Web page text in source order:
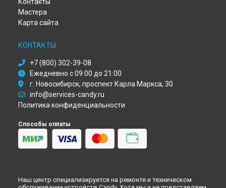
Ремонт стиральной машины CS 2085 Candy в
Ремонт стиральной машины CS 2085 Candy в
Ремонт стиральной машины CS 2085 Candy в
Ремонт стиральной машины CS 2085 Candy в
Ремонт стиральной машины CS 2085 Candy в
Челнах
Ремонт стиральной машины CS 2085 Candy в
Мастера
Карта сайта
КОНТАКТЫ
+7 (800) 302-39-08
Ежедневно с 09:00 до 21:00
г. Новосибирск, проспект Карла Маркса, 30
info@services-candy.ru
Политика конфиденциальности
Способы оплаты
Наш центр специализируется на ремонте и техническом